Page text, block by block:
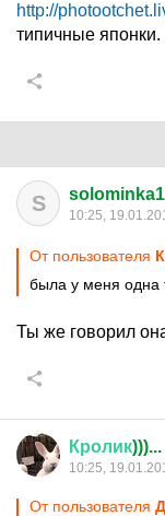
http://
типичные японки.
S 10:25,
От пользователя
была у меня одна
Ты же говорил
Кролик)))...
10:25,
От пользователя